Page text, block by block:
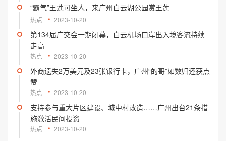
“霸气”王莲可坐人，来广州白云湖公园赏王莲
热点 2023-10-20
第134届广交会一期闭幕，白云机场口岸出入境客流持续
走高
热点 2023-10-20
外商遗失2万美元及23张银行卡，广州“的哥”如数归还获点
赞
热点 2023-10-20
支持参与重大片区建设、城中村改造……广州出台21条措
施激活民间投资
热点 2023-10-20